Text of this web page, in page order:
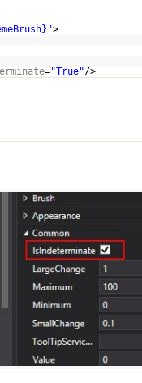
>
="True"/>